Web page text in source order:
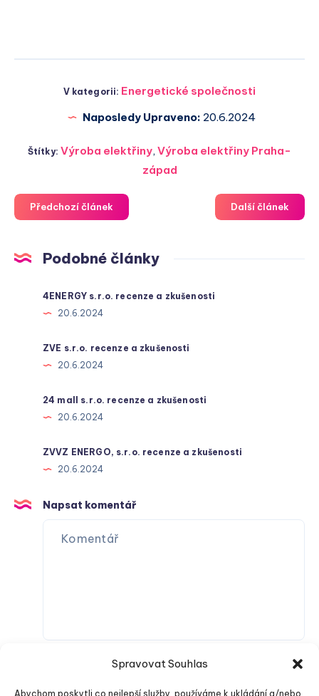
Spravovat Souhlas
Abychom poskytli co nejlepší služby, používáme k ukládání a/nebo
V kategorii: Energetické společnosti
Naposledy Upraveno: 20.6.2024
Štítky:Výroba elektřiny,Výroba elektřiny Praha-
západ
Předchozí článek Další článek
Podobné články
4ENERGY s.r.o. recenze a zkušenosti
20.6.2024
ZVE s.r.o. recenze a zkušenosti
20.6.2024
24 mall s.r.o. recenze a zkušenosti
20.6.2024
ZVVZ ENERGO, s.r.o. recenze a zkušenosti
20.6.2024
Napsat komentář